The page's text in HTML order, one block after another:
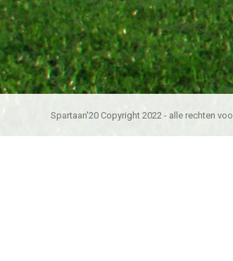
Spartaan'20 Copyright 2022 - alle rechten